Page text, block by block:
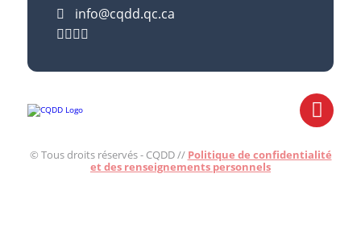
info@cqdd.qc.ca
© Tous droits réservés - CQDD // Politique de confidentialité
et des renseignements personnels